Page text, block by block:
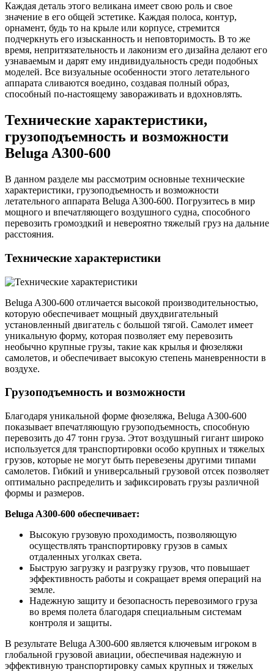
Каждая деталь этого великана имеет свою роль и свое
значение в его общей эстетике. Каждая полоса, контур,
орнамент, будь то на крыле или корпусе, стремится
подчеркнуть его изысканность и неповторимость. В то же
время, непритязательность и лаконизм его дизайна делают его
узнаваемым и дарят ему индивидуальность среди подобных
моделей. Все визуальные особенности этого летательного
аппарата сливаются воедино, создавая полный образ,
способный по-настоящему завораживать и вдохновлять.
Технические характеристики,
грузоподъемность и возможности
Beluga A300-600
В данном разделе мы рассмотрим основные технические
характеристики, грузоподъемность и возможности
летательного аппарата Beluga A300-600. Погрузитесь в мир
мощного и впечатляющего воздушного судна, способного
перевозить громоздкий и невероятно тяжелый груз на дальние
расстояния.
Технические характеристики
Beluga A300-600 отличается высокой производительностью,
которую обеспечивает мощный двухдвигательный
установленный двигатель с большой тягой. Самолет имеет
уникальную форму, которая позволяет ему перевозить
необычно крупные грузы, такие как крылья и фюзеляжи
самолетов, и обеспечивает высокую степень маневренности в
воздухе.
Грузоподъемность и возможности
Благодаря уникальной форме фюзеляжа, Beluga A300-600
показывает впечатляющую грузоподъемность, способную
перевозить до 47 тонн груза. Этот воздушный гигант широко
используется для транспортировки особо крупных и тяжелых
грузов, которые не могут быть перевезены другими типами
самолетов. Гибкий и универсальный грузовой отсек позволяет
оптимально распределить и зафиксировать грузы различной
формы и размеров.
Beluga A300-600 обеспечивает:
Высокую грузовую проходимость, позволяющую
осуществлять транспортировку грузов в самых
отдаленных уголках света.
Быструю загрузку и разгрузку грузов, что повышает
эффективность работы и сокращает время операций на
земле.
Надежную защиту и безопасность перевозимого груза
во время полета благодаря специальным системам
контроля и защиты.
В результате Beluga A300-600 является ключевым игроком в
глобальной грузовой авиации, обеспечивая надежную и
эффективную транспортировку самых крупных и тяжелых